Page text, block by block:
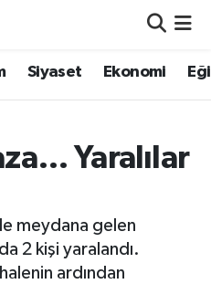
Siyaset Ekonomi
Yaralılar
meydana gelen
2 kişi yaralandı.
ardından